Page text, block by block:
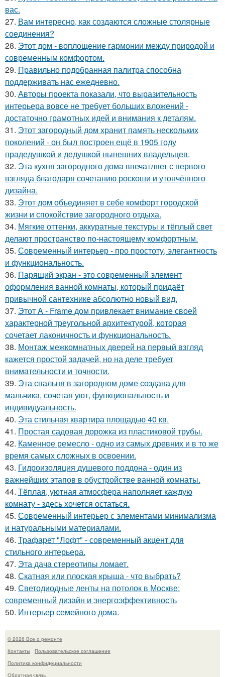
вас.
27. Вам интересно, как создаются сложные столярные
соединения?
28. Этот дом - воплощение гармонии между природой и
современным комфортом.
29. Правильно подобранная палитра способна
поддерживать нас ежедневно.
30. Авторы проекта показали, что выразительность
интерьера вовсе не требует больших вложений -
достаточно грамотных идей и внимания к деталям.
31. Этот загородный дом хранит память нескольких
поколений - он был построен ещё в 1905 году
прадедушкой и дедушкой нынешних владельцев.
32. Эта кухня загородного дома впечатляет с первого
взгляда благодаря сочетанию роскоши и утончённого
дизайна.
33. Этот дом объединяет в себе комфорт городской
жизни и спокойствие загородного отдыха.
34. Мягкие оттенки, аккуратные текстуры и тёплый свет
делают пространство по-настоящему комфортным.
35. Современный интерьер - про простоту, элегантность
и функциональность.
36. Парящий экран - это современный элемент
оформления ванной комнаты, который придаёт
привычной сантехнике абсолютно новый вид.
37. Этот A - Frame дом привлекает внимание своей
характерной треугольной архитектурой, которая
сочетает лаконичность и функциональность.
38. Монтаж межкомнатных дверей на первый взгляд
кажется простой задачей, но на деле требует
внимательности и точности.
39. Эта спальня в загородном доме создана для
мальчика, сочетая уют, функциональность и
индивидуальность.
40. Эта стильная квартира площадью 40 кв.
41. Простая садовая дорожка из пластиковой трубы.
42. Каменное ремесло - одно из самых древних и в то же
время самых сложных в освоении.
43. Гидроизоляция душевого поддона - один из
важнейших этапов в обустройстве ванной комнаты.
44. Тёплая, уютная атмосфера наполняет каждую
комнату - здесь хочется остаться.
45. Современный интерьер с элементами минимализма
и натуральными материалами.
46. Трафарет "Лофт" - современный акцент для
стильного интерьера.
47. Эта дача стереотипы ломает.
48. Скатная или плоская крыша - что выбрать?
49. Светодиодные ленты на потолок в Москве:
современный дизайн и энергоэффективность
50. Интерьер семейного дома.
© 2026 Все о ремонте
Контакты
Пользовательское соглашение
Политика конфидециальности
Обратная связь